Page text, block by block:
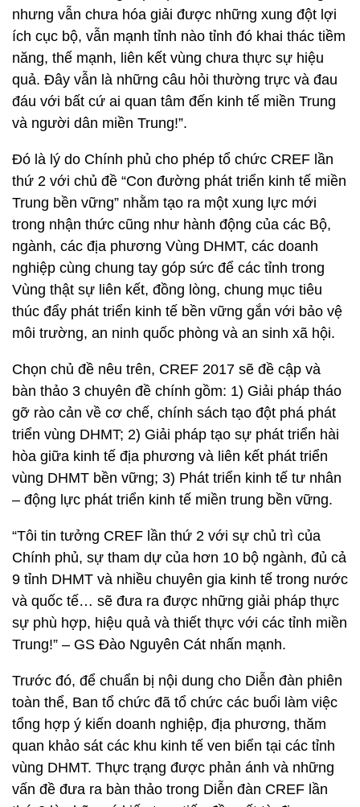
nhưng vẫn chưa hóa giải được những xung đột lợi
ích cục bộ, vẫn mạnh tỉnh nào tỉnh đó khai thác tiềm
năng, thế mạnh, liên kết vùng chưa thực sự hiệu
quả. Đây vẫn là những câu hỏi thường trực và đau
đáu với bất cứ ai quan tâm đến kinh tế miền Trung
và người dân miền Trung!”.
Đó là lý do Chính phủ cho phép tổ chức CREF lần
thứ 2 với chủ đề “Con đường phát triển kinh tế miền
Trung bền vững” nhằm tạo ra một xung lực mới
trong nhận thức cũng như hành động của các Bộ,
ngành, các địa phương Vùng DHMT, các doanh
nghiệp cùng chung tay góp sức để các tỉnh trong
Vùng thật sự liên kết, đồng lòng, chung mục tiêu
thúc đẩy phát triển kinh tế bền vững gắn với bảo vệ
môi trường, an ninh quốc phòng và an sinh xã hội.
Chọn chủ đề nêu trên, CREF 2017 sẽ đề cập và
bàn thảo 3 chuyên đề chính gồm: 1) Giải pháp tháo
gỡ rào cản về cơ chế, chính sách tạo đột phá phát
triển vùng DHMT; 2) Giải pháp tạo sự phát triển hài
hòa giữa kinh tế địa phương và liên kết phát triển
vùng DHMT bền vững; 3) Phát triển kinh tế tư nhân
– động lực phát triển kinh tế miền trung bền vững.
“Tôi tin tưởng CREF lần thứ 2 với sự chủ trì của
Chính phủ, sự tham dự của hơn 10 bộ ngành, đủ cả
9 tỉnh DHMT và nhiều chuyên gia kinh tế trong nước
và quốc tế… sẽ đưa ra được những giải pháp thực
sự phù hợp, hiệu quả và thiết thực với các tỉnh miền
Trung!” – GS Đào Nguyên Cát nhấn mạnh.
Trước đó, để chuẩn bị nội dung cho Diễn đàn phiên
toàn thể, Ban tổ chức đã tổ chức các buổi làm việc
tổng hợp ý kiến doanh nghiệp, địa phương, thăm
quan khảo sát các khu kinh tế ven biển tại các tỉnh
vùng DHMT. Thực trạng được phản ánh và những
vấn đề đưa ra bàn thảo trong Diễn đàn CREF lần